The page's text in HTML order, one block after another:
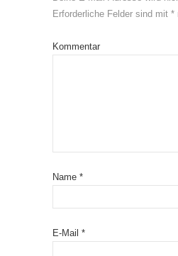
Erforderliche Felder sind mit *
Kommentar
Name *
E-Mail *